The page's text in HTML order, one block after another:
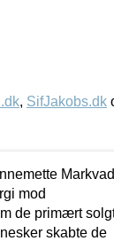
, SifJakobs.dk
mod
de primært
skabte de